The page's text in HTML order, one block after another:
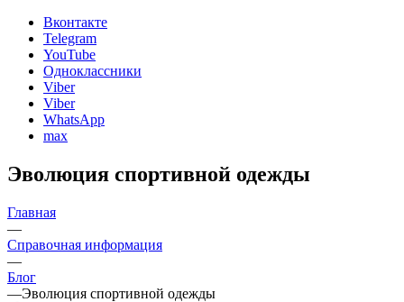
Вконтакте
Telegram
YouTube
Одноклассники
Viber
Viber
WhatsApp
max
Эволюция спортивной одежды
Главная
—
Справочная информация
—
Блог
—Эволюция спортивной одежды